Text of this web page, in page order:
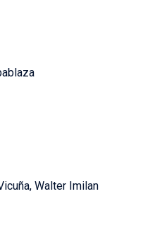
Walter Imilan